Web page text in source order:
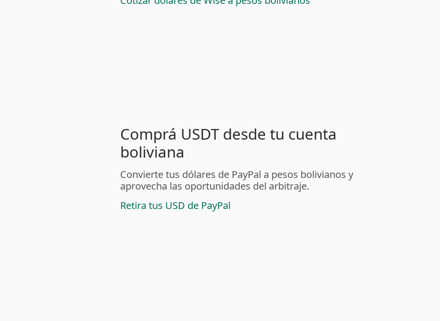
Comprá USDT desde tu cuenta
boliviana
Convierte tus dólares de PayPal a pesos bolivianos y
aprovecha las oportunidades del arbitraje.
Retira tus USD de PayPal